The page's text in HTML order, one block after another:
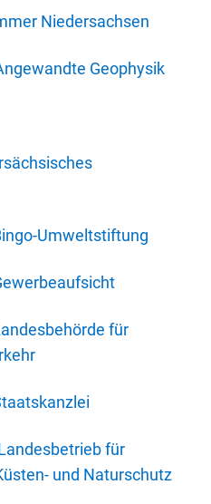
Niedersachsen
Geophysik
Umweltstiftung
für
für
und Naturschutz